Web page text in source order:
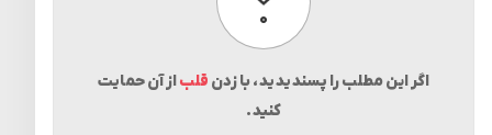
۰پسندیدن
اگر این مطلب را پسندیدید، با زدن قلباز آن حمایت
کنید.